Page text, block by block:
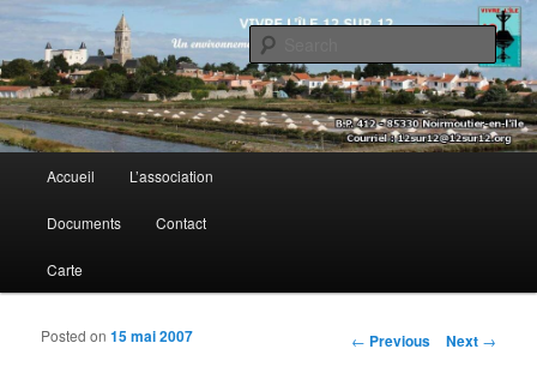
Vivre l’île 12 sur 12
Skip to primary content
Skip to secondary content
Accueil L’association
Documents Contact
Carte
Post navigation
← Previous Next →
Posted on15 mai 2007